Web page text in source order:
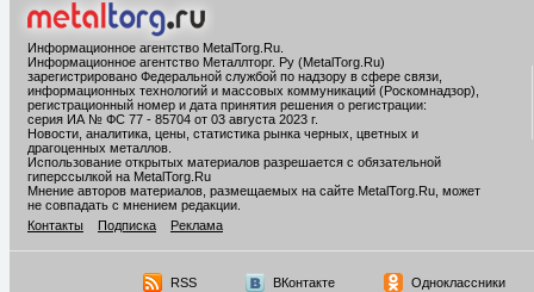
Информационное агентство MetalTorg.Ru
Информационное агентство Металлторг. Ру (MetalTorg.Ru)
зарегистрировано Федеральной службой по надзору в сфере связи,
информационных технологий и массовых коммуникаций (Роскомнадзор),
регистрационный номер и дата принятия решения о регистрации:
серия ИА № ФС 77 - 85704 от 03 августа 2023 г.
Новости, аналитика, цены, статистика рынка черных, цветных и
драгоценных металлов.
Использование открытых материалов разрешается с обязательной
гиперссылкой на MetalTorg.Ru
Мнение авторов материалов, размещаемых на сайте MetalTorg.Ru, может
не совпадать с мнением редакции.
Контакты
Подписка Реклама
RSS ВКонтакте Одноклассники